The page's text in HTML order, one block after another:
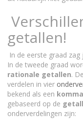
getallen!
In de eerste graad
In de tweede graad
rationale getallen.
verdelen in vier
bekend als een
gebaseerd op de
onderverdelingen zijn: